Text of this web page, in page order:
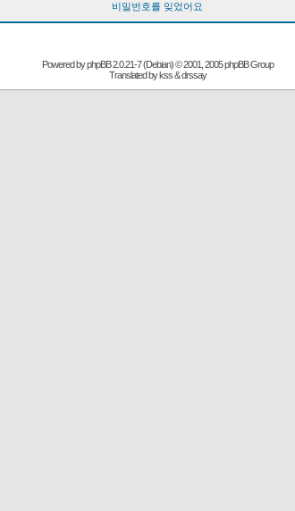
비밀번호를 잊었어요
Powered byphpBB2.0.21-7 (Debian) © 2001, 2005 phpBB Group
Translated by kss & drssay